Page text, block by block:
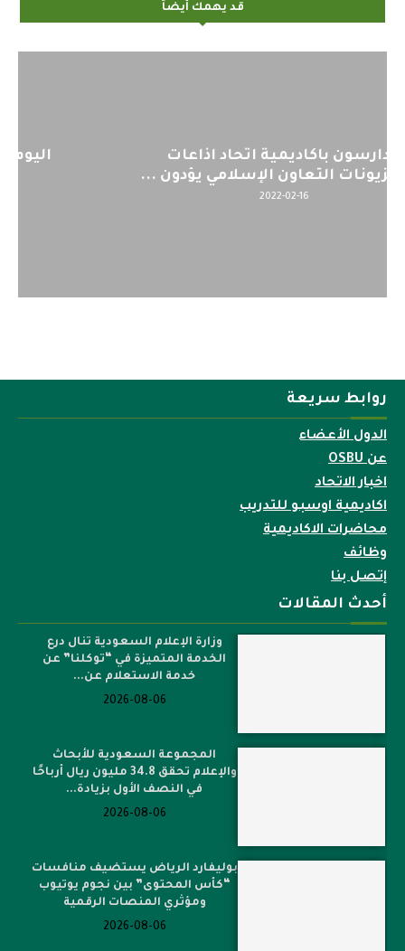
قد يهمك أيضاً
اليوم : المشاركة بالاجتماع التحضيري
لمنظمي قمة اسيا...
روابط سريعة
الدول الأعضاء
عن OSBU
اخبار الاتحاد
اكاديمية اوسبو للتدريب
محاضرات الاكاديمية
وظائف
إتصل بنا
أحدث المقالات
وزارة الإعلام السعودية تنال درع
الخدمة المتميزة في “توكلنا” عن
خدمة الاستعلام عن...
2026-08-06
المجموعة السعودية للأبحاث
والإعلام تحقق 34.8 مليون ريال أرباحًا
في النصف الأول بزيادة...
2026-08-06
بوليفارد الرياض يستضيف منافسات
“كأس المحتوى” بين نجوم يوتيوب
ومؤثري المنصات الرقمية
2026-08-06